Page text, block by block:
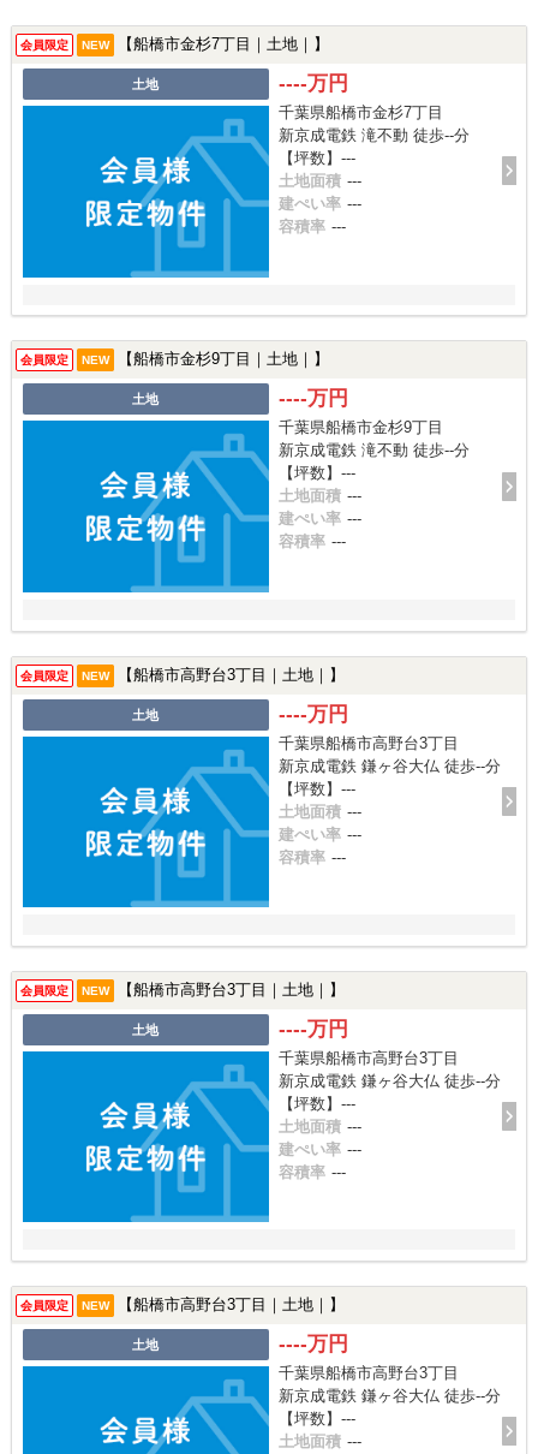
会員限定 NEW 【船橋市金杉7丁目｜土地｜】
土地 ----万円
千葉県船橋市金杉7丁目
新京成電鉄 滝不動 徒歩--分
【坪数】---
土地面積 ---
建ぺい率 ---
容積率 ---
会員限定 NEW 【船橋市金杉9丁目｜土地｜】
土地 ----万円
千葉県船橋市金杉9丁目
新京成電鉄 滝不動 徒歩--分
【坪数】---
土地面積 ---
建ぺい率 ---
容積率 ---
会員限定 NEW 【船橋市高野台3丁目｜土地｜】
土地 ----万円
千葉県船橋市高野台3丁目
新京成電鉄 鎌ヶ谷大仏 徒歩--分
【坪数】---
土地面積 ---
建ぺい率 ---
容積率 ---
会員限定 NEW 【船橋市高野台3丁目｜土地｜】
土地 ----万円
千葉県船橋市高野台3丁目
新京成電鉄 鎌ヶ谷大仏 徒歩--分
【坪数】---
土地面積 ---
建ぺい率 ---
容積率 ---
会員限定 NEW 【船橋市高野台3丁目｜土地｜】
土地 ----万円
千葉県船橋市高野台3丁目
新京成電鉄 鎌ヶ谷大仏 徒歩--分
【坪数】---
土地面積 ---